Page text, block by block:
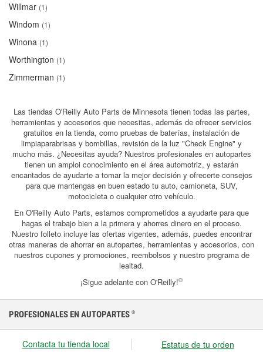
Willmar (1)
Windom (1)
Winona (1)
Worthington (1)
Zimmerman (1)
Las tiendas O'Reilly Auto Parts de Minnesota tienen todas las partes,
herramientas y accesorios que necesitas, además de ofrecer servicios
gratuitos en la tienda, como pruebas de baterías, instalación de
limpiaparabrisas y bombillas, revisión de la luz "Check Engine" y
mucho más. ¿Necesitas ayuda? Nuestros profesionales en autopartes
tienen un amploi conocimiento en el área automotriz, y estarán
encantados de ayudarte a tomar la mejor decisión y ofrecerte consejos
para que mantengas en buen estado tu auto, camioneta, SUV,
motocicleta o cualquier otro vehículo.
En O'Reilly Auto Parts, estamos comprometidos a ayudarte para que
hagas el trabajo bien a la primera y ahorres dinero en el proceso.
Nuestro folleto incluye las ofertas vigentes, además, puedes encontrar
otras maneras de ahorrar en autopartes, herramientas y accesorios, con
nuestros cupones y promociones, reembolsos y nuestro programa de
lealtad.
¡Sigue adelante con O'Reilly!®
PROFESIONALES EN AUTOPARTES ®
Contacta tu tienda local Estatus de tu orden